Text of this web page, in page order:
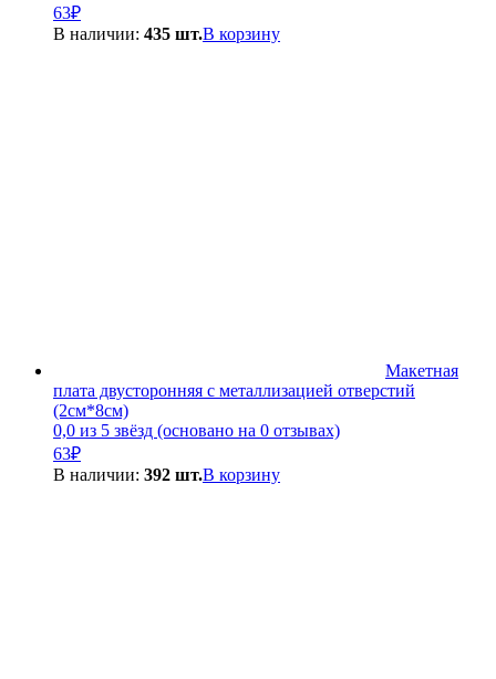
63₽
В наличии: 435 шт.В корзину
Макетная
плата двусторонняя с металлизацией отверстий
(2см*8см)
0,0 из 5 звёзд (основано на 0 отзывах)
63₽
В наличии: 392 шт.В корзину